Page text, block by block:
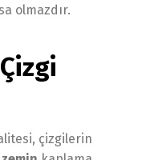
olmazdır.
çizgilerin